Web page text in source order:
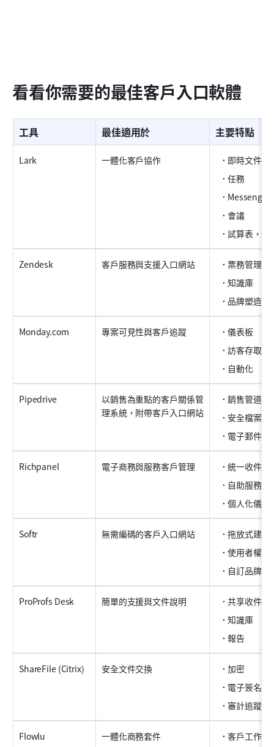
看看你需要的最佳客戶入口軟體
工具 最佳適用於 主要特點
Lark 一體化客戶協作
即時文件
任務
Messenger
會議
試算表，維
Zendesk 客戶服務與支援入口網站
票務管理
知識庫
品牌塑造
Monday.com 專案可見性與客戶追蹤
儀表板
訪客存取
自動化
Pipedrive
以銷售為重點的客戶關係管
理系統，附帶客戶入口網站
銷售管道
安全檔案分
電子郵件追
Richpanel 電子商務與服務客戶管理
統一收件箱
自助服務
個人化儀表
Softr 無需編碼的客戶入口網站
拖放式建構
使用者權限
自訂品牌
ProProfs Desk 簡單的支援與文件說明
共享收件箱
知識庫
報告
ShareFile (Citrix) 安全文件交換
加密
電子簽名
審計追蹤
Flowlu 一體化商務套件
客戶工作區